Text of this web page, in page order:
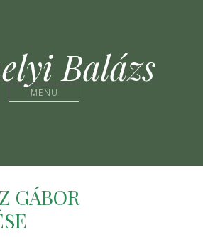
Balázs
MENU
GÁBOR